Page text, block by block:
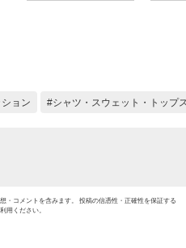
ACT
ACT
ョン シャツ・スウェット・トップ
・コメントを含みます。 投稿の信憑性・正確性を保証する
用ください。